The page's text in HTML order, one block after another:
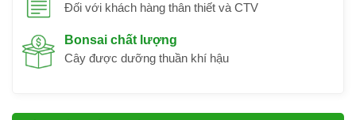
Đối với khách hàng thân thiết và CTV
Bonsai chất lượng
Cây được dưỡng thuần khí hậu